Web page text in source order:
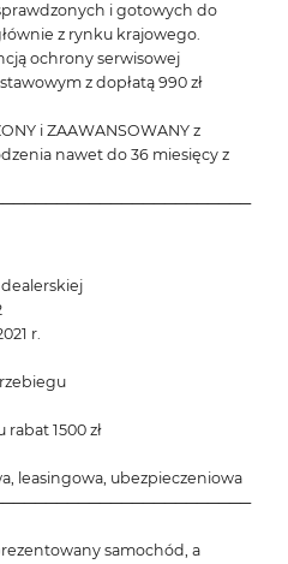
i gotowych do
z rynku krajowego.
ochrony serwisowej
z dopłatą 990 zł
i ZAAWANSOWANY z
nawet do 36 miesięcy z
r.
1500 zł
leasingowa, ubezpieczeniowa
samochód, a